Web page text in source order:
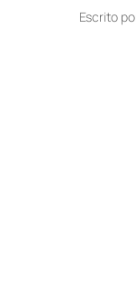
Escrito